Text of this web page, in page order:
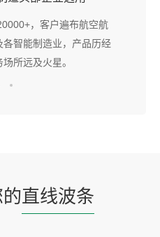
，客户遍布航空航
智能制造业，产品历经
所远及火星。
直线波条